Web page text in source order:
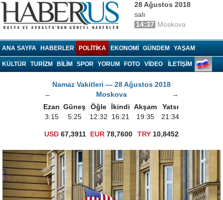
28 Ağustos 2018
salı
14:37 Moskova
ANA SAYFA HABERLER POLITIKA EKONOMI GÜNDEM YAŞAM
KÜLTÜR TURIZM BILIM SPOR YORUM FOTO VIDEO İLETİŞİM
Namaz Vakitleri — 28 Ağustos 2018
←
Moskova
→
Ezan Güneş Öğle İkindi Akşam
Yatsı
3:15
5:25 12:32 16:21 19:35 21:34
USD67,3911 EUR 78,7600 TRY10,8452